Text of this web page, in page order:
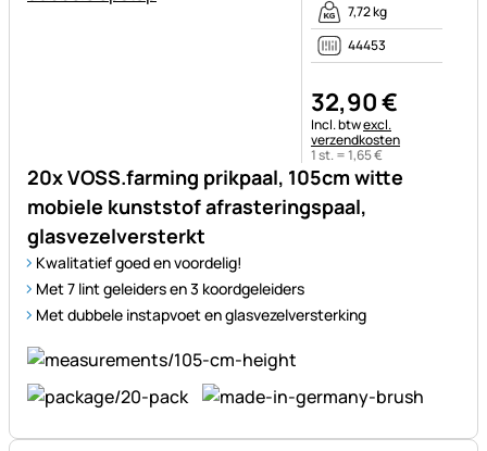
20x VOSS.farming prikpaal, 105cm witte
mobiele kunststof afrasteringspaal,
glasvezelversterkt
Kwalitatief goed en voordelig!
Met 7 lint geleiders en 3 koordgeleiders
Met dubbele instapvoet en glasvezelversterking
7,72 kg
44453
32,90€
Belastinginformatie:
Incl. btwexcl.
verzendkosten
1 st. =1,65€